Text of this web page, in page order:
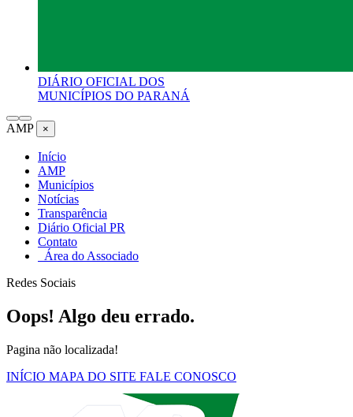
DIÁRIO OFICIAL DOS
MUNICÍPIOS DO PARANÁ
AMP ×
Início
AMP
Municípios
Notícias
Transparência
Diário Oficial PR
Contato
Área do Associado
Redes Sociais
Oops! Algo deu errado.
Pagina não localizada!
INÍCIO MAPA DO SITE FALE CONOSCO